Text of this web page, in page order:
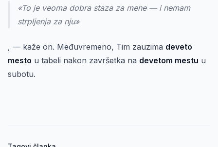
«To je veoma dobra staza za mene — i nemam
strpljenja za nju»
, — kaže on. Međuvremeno, Tim zauzima deveto
mesto u tabeli nakon završetka na devetom mestu u
subotu.